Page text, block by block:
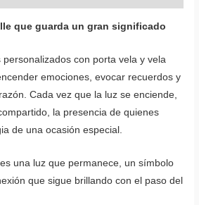
que guarda un gran significado
personalizados con porta vela y vela
emociones, evocar recuerdos y
Cada vez que la luz se enciende,
la presencia de quienes
de una ocasión especial.
una luz que permanece, un símbolo
que sigue brillando con el paso del